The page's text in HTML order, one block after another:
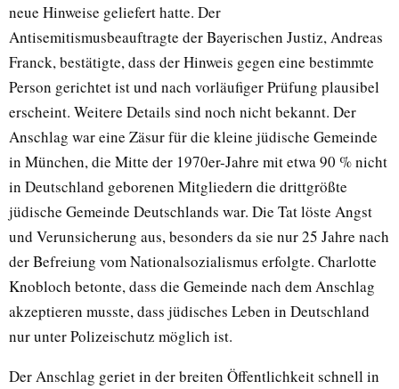
neue Hinweise geliefert hatte. Der
Antisemitismusbeauftragte der Bayerischen Justiz, Andreas
Franck, bestätigte, dass der Hinweis gegen eine bestimmte
Person gerichtet ist und nach vorläufiger Prüfung plausibel
erscheint. Weitere Details sind noch nicht bekannt. Der
Anschlag war eine Zäsur für die kleine jüdische Gemeinde
in München, die Mitte der 1970er-Jahre mit etwa 90 % nicht
in Deutschland geborenen Mitgliedern die drittgrößte
jüdische Gemeinde Deutschlands war. Die Tat löste Angst
und Verunsicherung aus, besonders da sie nur 25 Jahre nach
der Befreiung vom Nationalsozialismus erfolgte. Charlotte
Knobloch betonte, dass die Gemeinde nach dem Anschlag
akzeptieren musste, dass jüdisches Leben in Deutschland
nur unter Polizeischutz möglich ist.
Der Anschlag geriet in der breiten Öffentlichkeit schnell in